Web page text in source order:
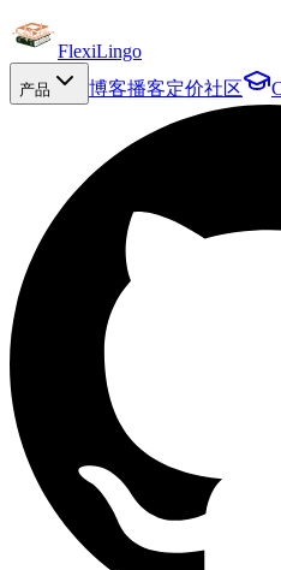
FlexiLingo
产品 博客播客定价社区